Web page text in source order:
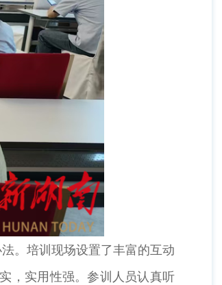
。培训现场设置了丰富的互动
，实用性强。参训人员认真听